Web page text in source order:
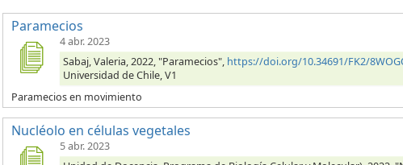
Paramecios
4 abr. 2023
Sabaj, Valeria, 2022, "Paramecios", https://doi.org/10.34691/FK2/
Universidad de Chile, V1
Paramecios en movimiento
Nucléolo en células vegetales
5 abr. 2023